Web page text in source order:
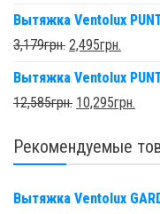
Вытяжка Ventolux
3,179грн. 2,495грн.
Вытяжка Ventolux
12,585грн. 10,295грн.
Рекомендуемые
Вытяжка Ventolux